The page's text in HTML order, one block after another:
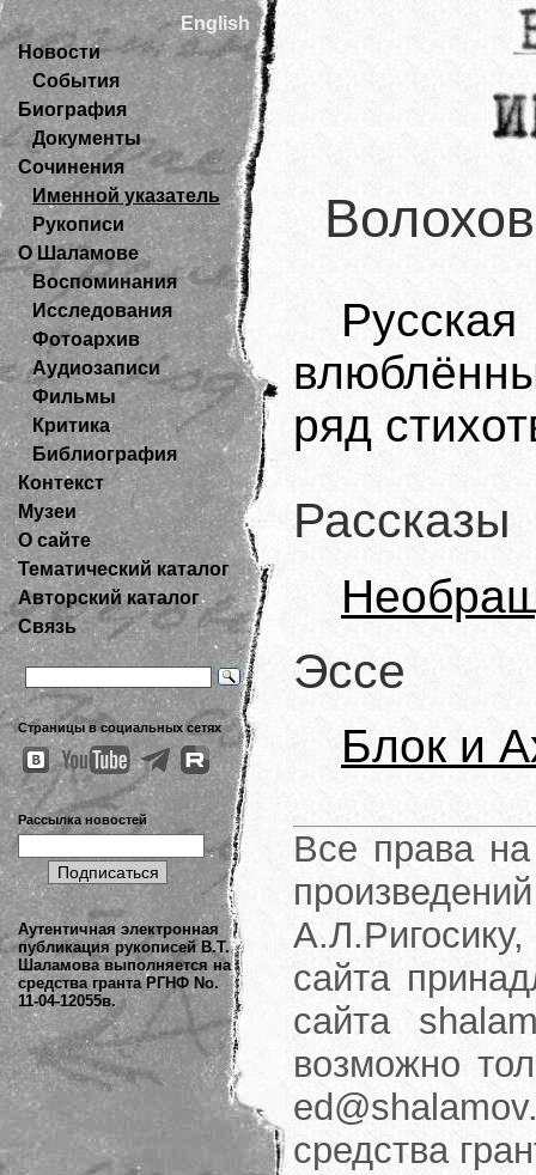
English
Новости
События
Биография
Документы
Сочинения
Именной указатель
Рукописи
О Шаламове
Воспоминания
Исследования
Фотоархив
Аудиозаписи
Фильмы
Критика
Библиография
Контекст
Музеи
О сайте
Тематический каталог
Авторский каталог
Связь
Страницы в социальных сетях
Рассылка новостей
Аутентичная электронная
публикация рукописей В.Т.
Шаламова выполняется на
средства гранта РГНФ No.
11-04-12055в.
ряд
Рассказы
Эссе
Блок и
Все права на
сайта
сайта
возможно
средства